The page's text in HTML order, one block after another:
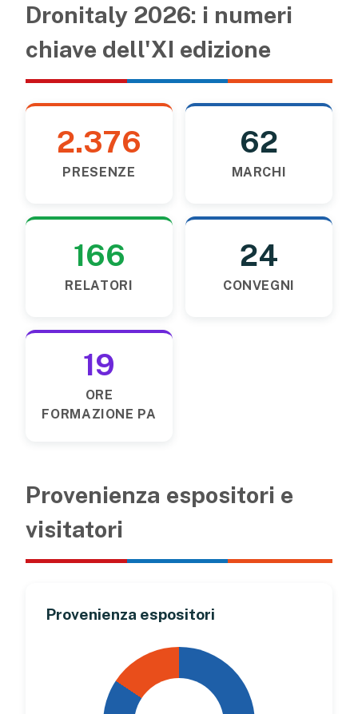
Dronitaly 2026: i numeri
chiave dell'XI edizione
2.376
PRESENZE
62
MARCHI
166
RELATORI
24
CONVEGNI
19
ORE
FORMAZIONE PA
Provenienza espositori e
visitatori
Provenienza espositori